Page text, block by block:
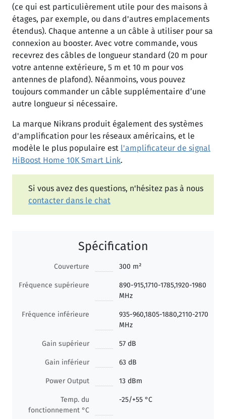
(ce qui est particulièrement utile pour des maisons à
étages, par exemple, ou dans d'autres emplacements
étendus). Chaque antenne a un câble à utiliser pour sa
connexion au booster. Avec votre commande, vous
recevrez des câbles de longueur standard (20 m pour
votre antenne extérieure, 5 m et 10 m pour vos
antennes de plafond). Néanmoins, vous pouvez
toujours commander un câble supplémentaire d’une
autre longueur si nécessaire.
La marque Nikrans produit également des systèmes
d'amplification pour les réseaux américains, et le
modèle le plus populaire est l'amplificateur de signal
HiBoost Home 10K Smart Link.
Si vous avez des questions, n'hésitez pas à nous
contacter dans le chat
Spécification
Couverture 300 m²
Fréquence supérieure
890-915,1710-1785,1920-1980
MHz
Fréquence inférieure
935-960,1805-1880,2110-2170
MHz
Gain supérieur 57 dB
Gain inférieur 63 dB
Power Output 13 dBm
Temp. du
fonctionnement °C
-25/+55 °C